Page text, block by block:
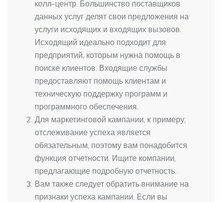
колл-центр. Большинство поставщиков
данных услуг делят свои предложения на
услуги исходящих и входящих вызовов.
Исходящий идеально подходит для
предприятий, которым нужна помощь в
поиске клиентов. Входящие службы
предоставляют помощь клиентам и
техническую поддержку программ и
программного обеспечения.
Для маркетинговой кампании, к примеру,
отслеживание успеха является
обязательным, поэтому вам понадобится
функция отчетности. Ищите компании,
предлагающие подробную отчетность.
Вам также следует обратить внимание на
признаки успеха кампании. Если вы